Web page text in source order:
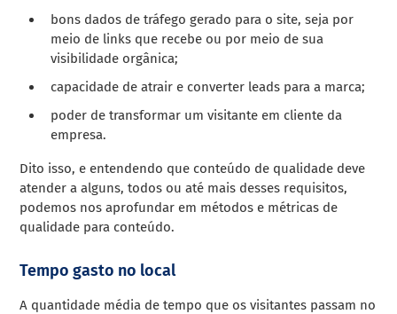
bons dados de tráfego gerado para o site, seja por
meio de links que recebe ou por meio de sua
visibilidade orgânica;
capacidade de atrair e converter leads para a marca;
poder de transformar um visitante em cliente da
empresa.
Dito isso, e entendendo que conteúdo de qualidade deve
atender a alguns, todos ou até mais desses requisitos,
podemos nos aprofundar em métodos e métricas de
qualidade para conteúdo.
Tempo gasto no local
A quantidade média de tempo que os visitantes passam no